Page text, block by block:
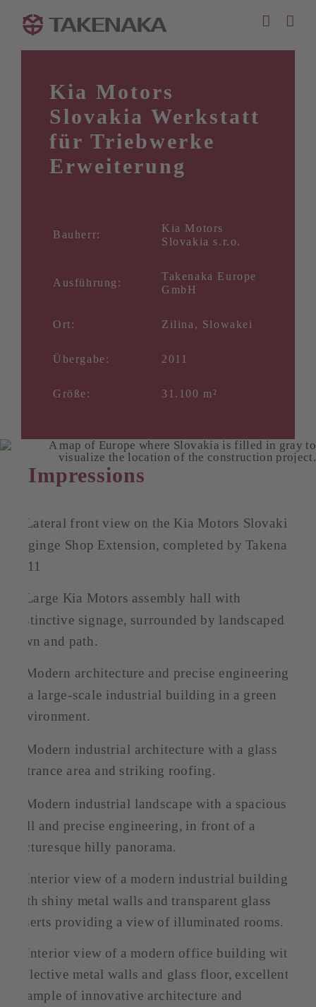
Inhalt
springen
Kia Motors
Slovakia Werkstatt
für Triebwerke
Erweiterung
Bauherr:
Kia Motors
Slovakia s.r.o.
Ausführung:
Takenaka Europe
GmbH
Ort: Zilina, Slowakei
Übergabe: 2011
Größe: 31.100 m²
Impressions